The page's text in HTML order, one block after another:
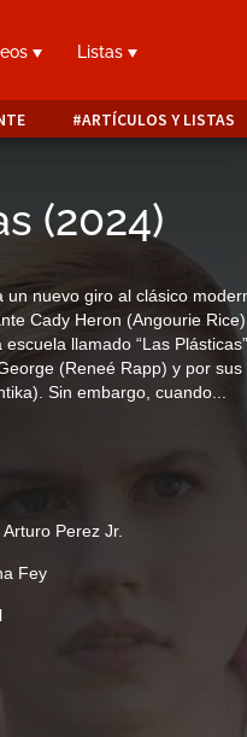
Listas
ARTÍCULOS Y LISTAS
(2024)
nuevo giro al clásico
Cady Heron (Angourie
llamado “Las
(Reneé Rapp) y por sus
Sin embargo, cuando...
Arturo Perez Jr.
Fey